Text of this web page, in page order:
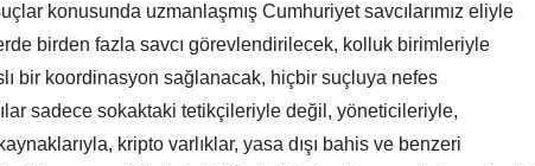
konusunda uzmanlaşmış Cumhuriyet savcılarımız eliyle
birden fazla savcı görevlendirilecek, kolluk birimleriyle
bir koordinasyon sağlanacak, hiçbir suçluya nefes
sadece sokaktaki tetikçileriyle değil, yöneticileriyle,
kripto varlıklar, yasa dışı bahis ve benzeri